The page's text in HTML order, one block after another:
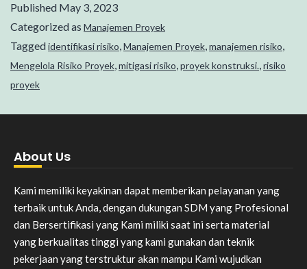
Published May 3, 2023
Categorized as Manajemen Proyek
Taggedidentifikasi risiko,Manajemen Proyek,manajemen risiko,
Mengelola Risiko Proyek,mitigasi risiko,proyek konstruksi.,risiko
proyek
About Us
Kami memiliki keyakinan dapat memberikan pelayanan yang
terbaik untuk Anda, dengan dukungan SDM yang Profesional
dan Bersertifikasi yang Kami miliki saat ini serta material
yang berkualitas tinggi yang kami gunakan dan teknik
pekerjaan yang terstruktur akan mampu Kami wujudkan